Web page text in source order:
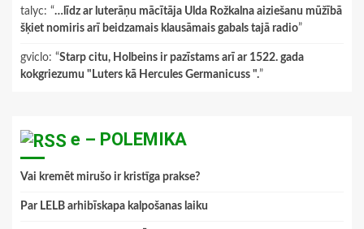
talyc: “…līdz ar luterāņu mācītāja Ulda Rožkalna aiziešanu mūžībā
šķiet nomiris arī beidzamais klausāmais gabals tajā radio”
gviclo: “Starp citu, Holbeins ir pazīstams arī ar 1522. gada
kokgriezumu "Luters kā Hercules Germanicuss ".”
e – POLEMIKA
Vai kremēt mirušo ir kristīga prakse?
Par LELB arhibīskapa kalpošanas laiku